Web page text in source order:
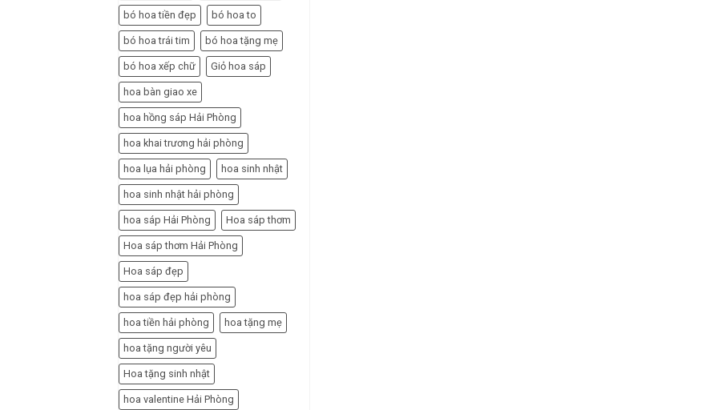
bó hoa tiền đẹp bó hoa to
bó hoa trái tim bó hoa tặng mẹ
bó hoa xếp chữ Giỏ hoa sáp
hoa bàn giao xe
hoa hồng sáp Hải Phòng
hoa khai trương hải phòng
hoa lụa hải phòng hoa sinh nhật
hoa sinh nhật hải phòng
hoa sáp Hải Phòng Hoa sáp thơm
Hoa sáp thơm Hải Phòng
Hoa sáp đẹp
hoa sáp đẹp hải phòng
hoa tiền hải phòng hoa tặng mẹ
hoa tặng người yêu
Hoa tặng sinh nhật
hoa valentine Hải Phòng